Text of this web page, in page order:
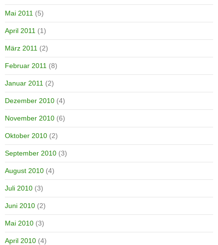
Mai 2011 (5)
April 2011 (1)
März 2011 (2)
Februar 2011 (8)
Januar 2011 (2)
Dezember 2010 (4)
November 2010 (6)
Oktober 2010 (2)
September 2010 (3)
August 2010 (4)
Juli 2010 (3)
Juni 2010 (2)
Mai 2010 (3)
April 2010 (4)